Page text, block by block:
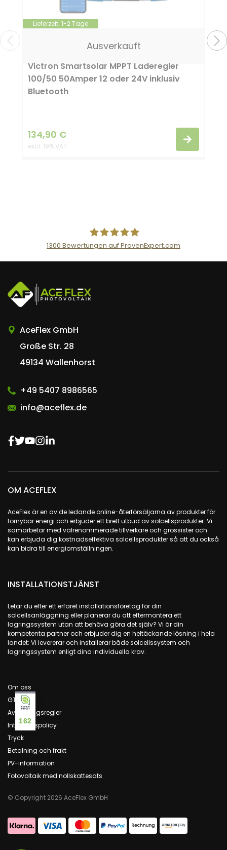
Lieferzeit: 1-2 Tage
Ausverkauft
Victron Smartsolar MPPT Laderegler
100/50 50Amper 12 oder 24V inklusiv
Bluetooth
134,90 €
excl. 19% VAT
AceFlex GmbH
1300 Bewertungen auf ProvenExpert.com
AceFlex GmbH
Große Str. 28
49134 Wallenhorst
+49 5407 8986565
info@aceflex.de
OM ACEFLEX
AceFlex är en av de ledande online-återförsäljarna av produkter för
förnybar energi och erbjuder ett brett utbud av solcellsprodukter. Vi
samarbetar med välrenommerade tillverkare och grossister och
kan erbjuda dig kostnadseffektiva solcellsprodukter så att du också
kan bidra till energiomställningen.
INSTALLATIONSTJÄNST
Letar du efter ett erfaret installationsföretag för din
solcellsanläggning eller planerar du att eftermontera ett
lagringssystem utan att behöva göra det själv? Vi är din
kompetenta partner och erbjuder dig en heltäckande lösning i hela
landet: Vi levererar och installerar både solcellssystem och
lagringssystem enligt dina individuella krav.
Om oss
GTC
Avbokningsregler
Integritetspolicy
Tryck
Betalning och frakt
PV-information
Fotovoltaik med nollskattesats
© Copyright 2026 AceFlex GmbH
162